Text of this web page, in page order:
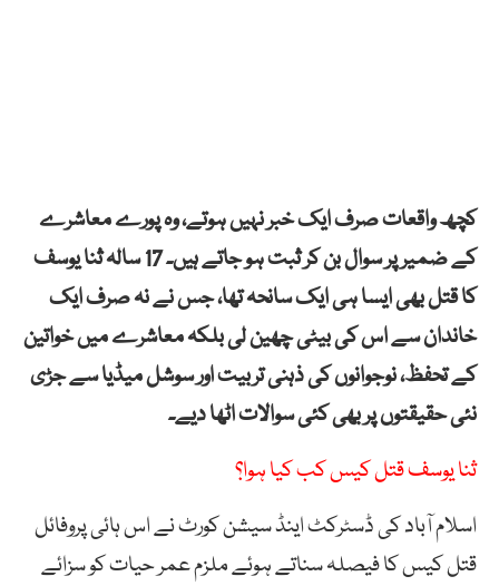
کچھ واقعات صرف ایک خبر نہیں ہوتے، وہ پورے معاشرے
کے ضمیر پر سوال بن کر ثبت ہو جاتے ہیں۔ 17 سالہ ثنا یوسف
کا قتل بھی ایسا ہی ایک سانحہ تھا، جس نے نہ صرف ایک
خاندان سے اس کی بیٹی چھین لی بلکہ معاشرے میں خواتین
کے تحفظ، نوجوانوں کی ذہنی تربیت اور سوشل میڈیا سے جڑی
نئی حقیقتوں پر بھی کئی سوالات اٹھا دیے۔
ثنا یوسف قتل کیس کب کیا ہوا؟
اسلام آباد کی ڈسٹرکٹ اینڈ سیشن کورٹ نے اس ہائی پروفائل
قتل کیس کا فیصلہ سناتے ہوئے ملزم عمر حیات کو سزائے